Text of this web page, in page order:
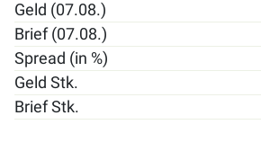
Geld (07.08.)
Brief (07.08.)
Spread (in %)
Geld Stk.
Brief Stk.